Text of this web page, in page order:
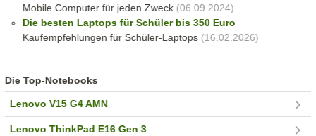
Mobile Computer für jeden Zweck(06.09.2024)
Die besten Laptops für Schüler bis 350 Euro
Kaufempfehlungen für Schüler-Laptops(16.02.2026)
Die Top-Notebooks
Lenovo V15 G4 AMN
Lenovo ThinkPad E16 Gen 3